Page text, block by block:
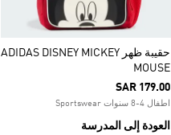
حقيبة ظهر ADIDAS DISNEY MICKEY
MOUSE
SAR 179.00
اطفال 4-8 سنوات Sportswear
العودة إلى المدرسة